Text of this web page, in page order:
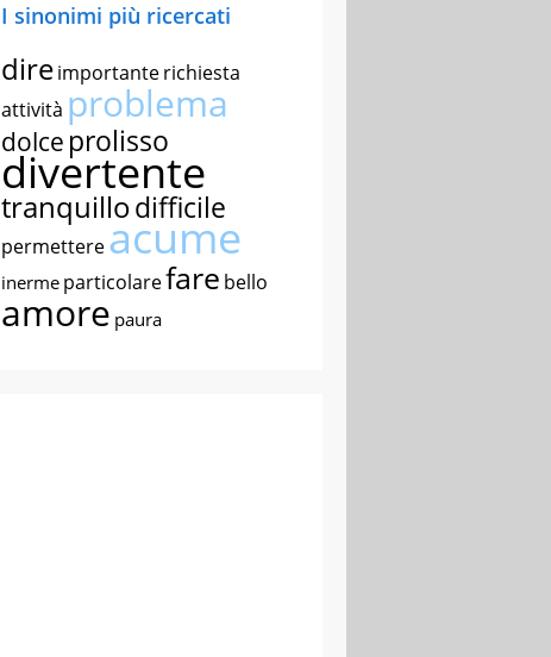
I sinonimi più ricercati
direimportanterichiesta
attività problema
dolce prolisso
divertente
tranquillodifficile
permettereacume
inerme particolarefare bello
amore paura